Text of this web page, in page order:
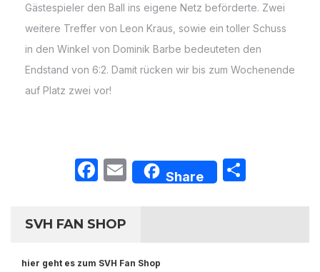
Gästespieler den Ball ins eigene Netz beförderte. Zwei
weitere Treffer von Leon Kraus, sowie ein toller Schuss
in den Winkel von Dominik Barbe bedeuteten den
Endstand von 6:2. Damit rücken wir bis zum Wochenende
auf Platz zwei vor!
Facebook
EmailShare Teilen
SVH FAN SHOP
hier geht es zum SVH Fan Shop